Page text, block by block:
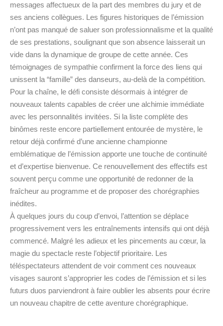
messages affectueux de la part des membres du jury et de
ses anciens collègues. Les figures historiques de l’émission
n’ont pas manqué de saluer son professionnalisme et la qualité
de ses prestations, soulignant que son absence laisserait un
vide dans la dynamique de groupe de cette année. Ces
témoignages de sympathie confirment la force des liens qui
unissent la “famille” des danseurs, au-delà de la compétition.
Pour la chaîne, le défi consiste désormais à intégrer de
nouveaux talents capables de créer une alchimie immédiate
avec les personnalités invitées. Si la liste complète des
binômes reste encore partiellement entourée de mystère, le
retour déjà confirmé d’une ancienne championne
emblématique de l’émission apporte une touche de continuité
et d’expertise bienvenue. Ce renouvellement des effectifs est
souvent perçu comme une opportunité de redonner de la
fraîcheur au programme et de proposer des chorégraphies
inédites.
À quelques jours du coup d’envoi, l’attention se déplace
progressivement vers les entraînements intensifs qui ont déjà
commencé. Malgré les adieux et les pincements au cœur, la
magie du spectacle reste l’objectif prioritaire. Les
téléspectateurs attendent de voir comment ces nouveaux
visages sauront s’approprier les codes de l’émission et si les
futurs duos parviendront à faire oublier les absents pour écrire
un nouveau chapitre de cette aventure chorégraphique.